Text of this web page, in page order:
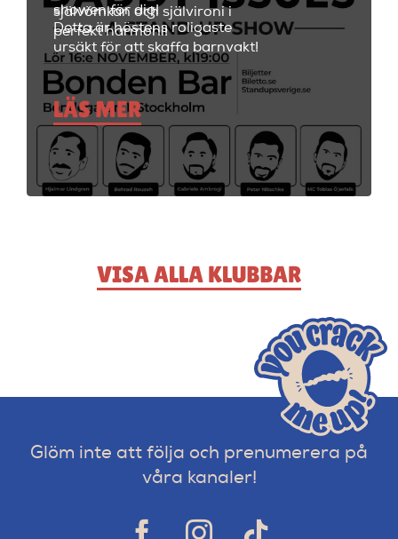
självömkan och självironi i
perfekt harmoni!
showen för dig!
Detta är höstens roligaste
ursäkt för att skaffa barnvakt!
LÄS MER
VISA ALLA KLUBBAR
Glöm inte att följa och prenumerera på
våra kanaler!